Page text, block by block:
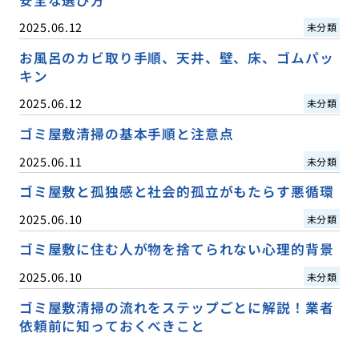
2025.06.12 未分類
お風呂のカビ取り手順、天井、壁、床、ゴムパッ
キン
2025.06.12 未分類
ゴミ屋敷清掃の基本手順と注意点
2025.06.11 未分類
ゴミ屋敷と孤独感と社会的孤立がもたらす悪循環
2025.06.10 未分類
ゴミ屋敷に住む人が物を捨てられない心理的背景
2025.06.10 未分類
ゴミ屋敷清掃の流れをステップごとに解説！業者
依頼前に知っておくべきこと